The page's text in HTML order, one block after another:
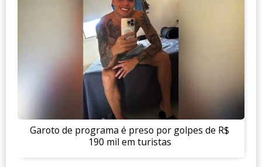
Garoto de programa é preso por golpes de R$
190 mil em turistas